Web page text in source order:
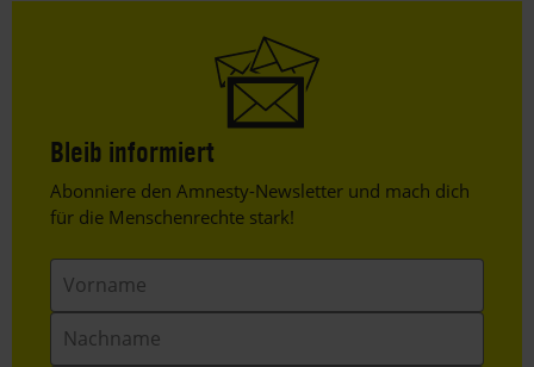
Bleib informiert
Header
Text
Abonniere den Amnesty-Newsletter und mach dich
für die Menschenrechte stark!